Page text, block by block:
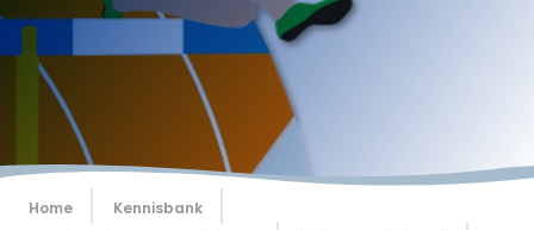
Home
Kennisbank